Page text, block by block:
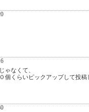
ゃなくて、
個くらいピックアップして投稿